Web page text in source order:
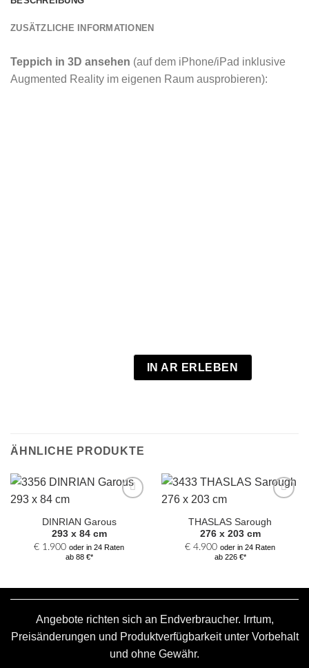
ZUSÄTZLICHE INFORMATIONEN
Teppich in 3D ansehen (auf dem iPhone/iPad inklusive
Augmented Reality im eigenen Raum ausprobieren):
IN AR ERLEBEN
ÄHNLICHE PRODUKTE
hinzufügen
DINRIAN Garous
293 x 84 cm
€ 1.900 oder in 24 Raten
ab 88 €*
Auswahl
hinzufügen
THASLAS Sarough
276 x 203 cm
€ 4.900 oder in 24 Raten
ab 226 €*
Angebote richten sich an Endverbraucher. Irrtum,
Preisänderungen und Produktverfügbarkeit unter Vorbehalt
und ohne Gewähr.